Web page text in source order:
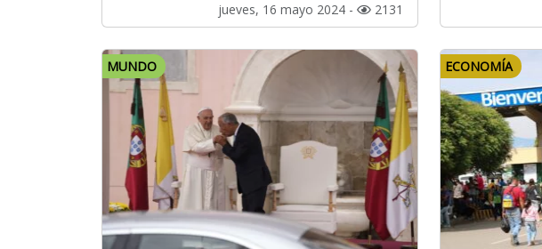
jueves, 16 mayo 2024 - 2131
MUNDO ECONOMÍA